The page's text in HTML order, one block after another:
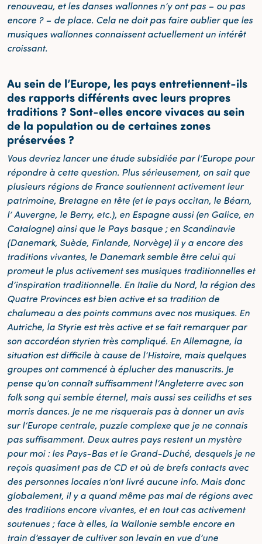
renouveau, et les danses wallonnes n’y ont pas – ou pas
encore ? – de place. Cela ne doit pas faire oublier que les
musiques wallonnes connaissent actuellement un intérêt
croissant.
Au sein de l’Europe, les pays entretiennent-ils
des rapports différents avec leurs propres
traditions ? Sont-elles encore vivaces au sein
de la population ou de certaines zones
préservées ?
Vous devriez lancer une étude subsidiée par l’Europe pour
répondre à cette question. Plus sérieusement, on sait que
plusieurs régions de France soutiennent activement leur
patrimoine, Bretagne en tête (et le pays occitan, le Béarn,
l’ Auvergne, le Berry, etc.), en Espagne aussi (en Galice, en
Catalogne) ainsi que le Pays basque ; en Scandinavie
(Danemark, Suède, Finlande, Norvège) il y a encore des
traditions vivantes, le Danemark semble être celui qui
promeut le plus activement ses musiques traditionnelles et
d’inspiration traditionnelle. En Italie du Nord, la région des
Quatre Provinces est bien active et sa tradition de
chalumeau a des points communs avec nos musiques. En
Autriche, la Styrie est très active et se fait remarquer par
son accordéon styrien très compliqué. En Allemagne, la
situation est difficile à cause de l’Histoire, mais quelques
groupes ont commencé à éplucher des manuscrits. Je
pense qu’on connaît suffisamment l’Angleterre avec son
folk song qui semble éternel, mais aussi ses ceilidhs et ses
morris dances. Je ne me risquerais pas à donner un avis
sur l’Europe centrale, puzzle complexe que je ne connais
pas suffisamment. Deux autres pays restent un mystère
pour moi : les Pays-Bas et le Grand-Duché, desquels je ne
reçois quasiment pas de CD et où de brefs contacts avec
des personnes locales n’ont livré aucune info. Mais donc
globalement, il y a quand même pas mal de régions avec
des traditions encore vivantes, et en tout cas activement
soutenues ; face à elles, la Wallonie semble encore en
train d’essayer de cultiver son levain en vue d’une